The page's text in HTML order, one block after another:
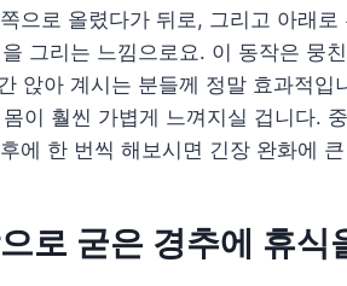
으로 올렸다가 뒤로, 그리고 아래
그리는 느낌으로요. 이 동작은 뭉
앉아 계시는 분들께 정말 효과적입
이 훨씬 가볍게 느껴지실 겁니다.
에 한 번씩 해보시면 긴장 완화에
로 굳은 경추에 휴식